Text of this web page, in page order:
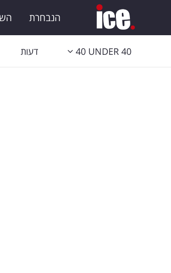
הנבחרת
40 UNDER 40 דעות